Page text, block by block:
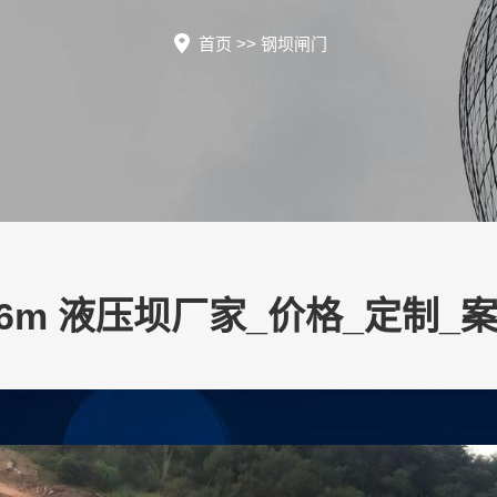
首页 >> 钢坝闸门
液压坝厂家_价格_定制_